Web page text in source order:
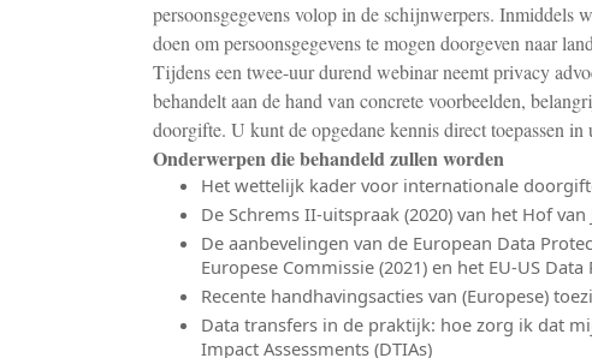
persoonsgegevens volop in de schijnwerpers. Inmiddels
doen om persoonsgegevens te mogen doorgeven naar
Tijdens een twee-uur durend webinar neemt privacy
behandelt aan de hand van concrete voorbeelden,
doorgifte. U kunt de opgedane kennis direct toepassen
Onderwerpen die behandeld zullen worden
Het wettelijk kader voor internationale
De Schrems II-uitspraak (2020) van het Hof
De aanbevelingen van de European Data
Europese Commissie (2021) en het EU-US
Recente handhavingsacties van (Europese)
Data transfers in de praktijk: hoe zorg ik dat
Impact Assessments (DTIAs)